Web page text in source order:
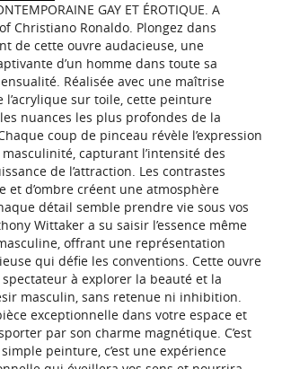
GAY ET ÉROTIQUE. A
Christiano Ronaldo. Plongez dans
de cette ouvre audacieuse, une
d’un homme dans toute sa
Réalisée avec une maîtrise
l’acrylique sur toile, cette peinture
nuances les plus profondes de la
coup de pinceau révèle l’expression
capturant l’intensité des
de l’attraction. Les contrastes
et d’ombre créent une atmosphère
détail semble prendre vie sous vos
Wittaker a su saisir l’essence même
offrant une représentation
qui défie les conventions. Cette ouvre
à explorer la beauté et la
masculin, sans retenue ni inhibition.
exceptionnelle dans votre espace et
par son charme magnétique. C’est
peinture, c’est une expérience